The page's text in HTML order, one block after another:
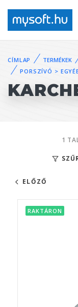
CÍMLAP TERMÉKEK
PORSZÍVÓ >
1
ELŐZŐ
RAKTÁRON